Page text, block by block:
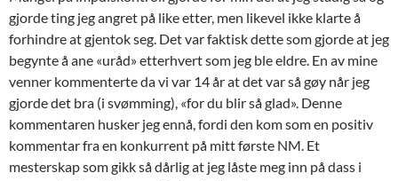
gjorde ting jeg angret på like etter, men likevel ikke klarte å
forhindre at gjentok seg. Det var faktisk dette som gjorde at jeg
begynte å ane «uråd» etterhvert som jeg ble eldre. En av mine
venner kommenterte da vi var 14 år at det var så gøy når jeg
gjorde det bra (i svømming), «for du blir så glad». Denne
kommentaren husker jeg ennå, fordi den kom som en positiv
kommentar fra en konkurrent på mitt første NM. Et
mesterskap som gikk så dårlig at jeg låste meg inn på dass i